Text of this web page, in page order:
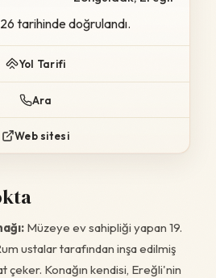
tarihinde doğrulandı.
Yol Tarifi
Ara
Web sitesi
Müzeye ev sahipliği yapan 19.
ustalar tarafından inşa edilmiş
çeker. Konağın kendisi, Ereğli'nin